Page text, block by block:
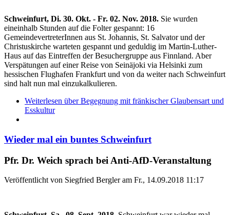
Schweinfurt, Di. 30. Okt. - Fr. 02. Nov. 2018. Sie wurden
eineinhalb Stunden auf die Folter gespannt: 16
GemeindevertreterInnen aus St. Johannis, St. Salvator und der
Christuskirche warteten gespannt und geduldig im Martin-Luther-
Haus auf das Eintreffen der Besuchergruppe aus Finnland. Aber
Verspätungen auf einer Reise von Seinäjoki via Helsinki zum
hessischen Flughafen Frankfurt und von da weiter nach Schweinfurt
sind halt nun mal einzukalkulieren.
Weiterlesen über Begegnung mit fränkischer Glaubensart und
Esskultur
Wieder mal ein buntes Schweinfurt
Pfr. Dr. Weich sprach bei Anti-AfD-Veranstaltung
Veröffentlicht von Siegfried Bergleram Fr., 14.09.2018 11:17